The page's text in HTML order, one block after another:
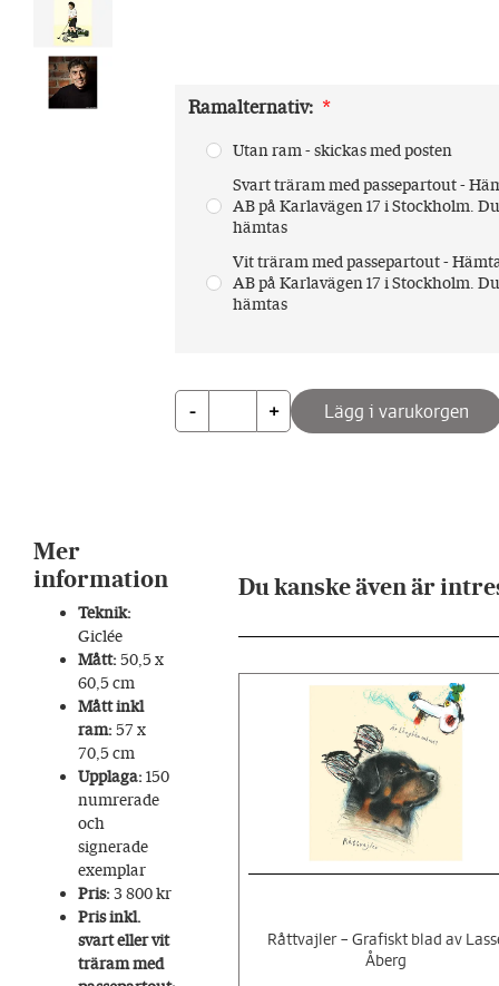
Ramalternativ: *
Utan ram - skickas med posten
Svart träram med passepartout -
AB på Karlavägen 17 i Stockholm.
hämtas
Vit träram med passepartout -
AB på Karlavägen 17 i Stockholm.
hämtas
- + Lägg i varukorgen
Mer
information
Teknik:
Giclée
Mått: 50,5 x
60,5 cm
Mått inkl
ram: 57 x
70,5 cm
Upplaga: 150
numrerade
och
signerade
exemplar
Pris: 3 800 kr
Pris inkl.
svart eller vit
träram med
Du kanske även är
Råttvajler – Grafiskt blad av
Åberg